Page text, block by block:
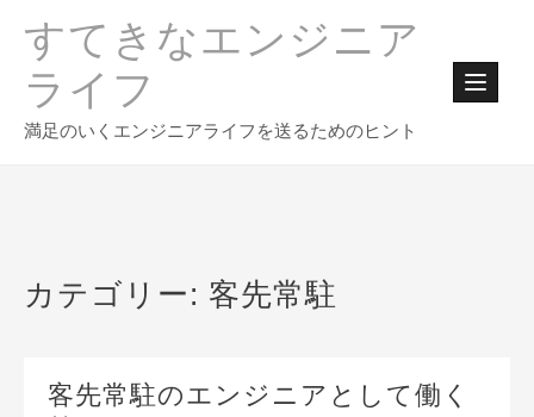
content
すてきなエンジニア
ライフ
満足のいくエンジニアライフを送るためのヒント
カテゴリー: 客先常駐
客先常駐のエンジニアとして働く